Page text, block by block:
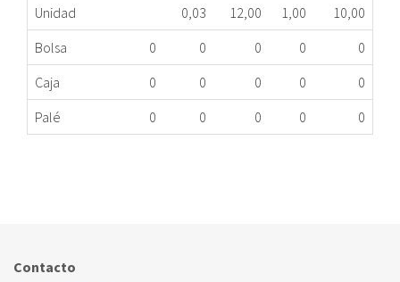
Unidad
0,03 12,00 1,00
10,00
Bolsa
0 0 0 0
0
Caja
0 0 0 0
0
Palé
0 0 0 0 0
Contacto